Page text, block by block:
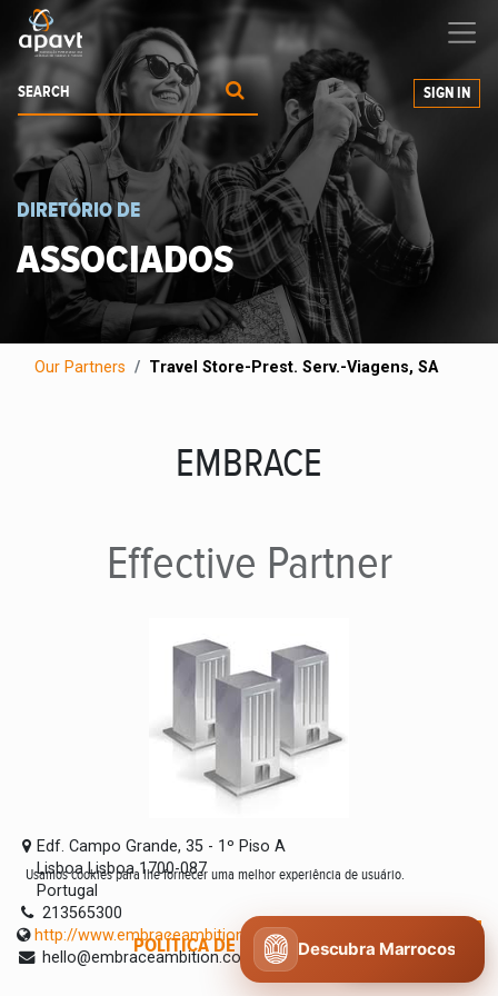
grow your business
SIGN IN
DIRETÓRIO DE
ASSOCIADOS
Our Partners Travel Store-Prest. Serv.-Viagens, SA
EMBRACE
Effective Partner
Edf. Campo Grande, 35 - 1º Piso A
Lisboa Lisboa 1700-087
Portugal
213565300
http://www.embraceambition.com
hello@embraceambition.com
Usamos cookies para lhe fornecer uma melhor experiência de usuário.
POLÍTICA DE COOKIES CONCORDO
Descubra Marrocos